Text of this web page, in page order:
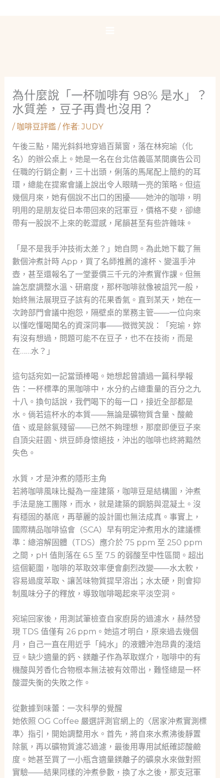
為什麼說「一杯咖啡有 98% 是水」？
水質差，豆子再貴也沒用？
/ 咖啡豆評鑑/ 作者:JUDY
午後三點，陽光斜斜地穿過百葉窗，落在林宛瑜（化
名）的辦公桌上。她是一名在台北信義區某間廣告公司
任職的行銷企劃，三十出頭，俐落的馬尾配上簡約的耳
環，總能在提案會議上說出令人眼睛一亮的策略。但這
幾個月來，她有個說不出口的困擾——她沖的咖啡，明
明用的是朋友從日本帶回來的冠軍豆，價格不斐，卻總
帶有一股說不上來的乾澀感，尾韻甚至有些許雜味。
「是不是我手沖技術太差？」她自問。為此她下載了無
數個沖煮計時 App，買了名師推薦的濾杯、變溫手沖
壺，甚至還報名了一堂要價三千元的沖煮實作課。但無
論怎麼調整水溫、研磨度，那杯咖啡就像被詛咒一般，
始終無法展現豆子該有的花果香氣。直到某天，她在一
次跨部門會議中抱怨，隔壁桌的業務主管——一位向來
以懂吃懂喝聞名的資深同事——微微笑說：「宛瑜，妳
有沒有想過，問題可能不在豆子，也不在技術，而是
在……水？」
這句話宛如一記當頭棒喝。她想起曾讀過一篇科學報
告：一杯標準的黑咖啡中，水分約占總重量的百分之九
十八。換句話說，我們喝下的每一口，接近全部都是
水。倘若這杯水的本質——無論是礦物質含量、酸鹼
值、或是餘氯殘留——已然不夠理想，那麼即便豆子來
自頂尖莊園、烘豆師身懷絕技，沖出的咖啡也終將黯然
失色。
水質，才是沖煮的隱形主角
若將咖啡風味比擬為一座建築，咖啡豆是結構圖，沖煮
手法是施工團隊，而水，就是建築的鋼筋與混凝土。沒
有穩固的基底，再華麗的設計圖也無法成真。事實上，
國際精品咖啡協會（SCA）早有明定沖煮用水的建議標
準：總溶解固體（TDS）應介於 75 ppm 至 250 ppm
之間，pH 值則落在 6.5 至 7.5 的弱酸至中性區間。超出
這個範圍，咖啡的萃取效率便會劇烈改變——水太軟，
容易過度萃取、讓苦味物質提早溶出；水太硬，則會抑
制風味分子的釋放，導致咖啡喝起來平淡空洞。
宛瑜回家後，用測試筆檢查自家廚房的過濾水，赫然發
現 TDS 值僅有 26 ppm。她這才明白，原來過去幾個
月，自己一直在用近乎「純水」的液體沖泡昂貴的淺焙
豆。缺少適量的鈣、鎂離子作為萃取媒介，咖啡中的有
機酸與芳香化合物根本無法被有效帶出，難怪總是一杯
酸澀失衡的失敗之作。
從數據到味蕾：一次科學的覺醒
她依照 OG Coffee 嚴選評測官網上的〈居家沖煮實測標
準〉指引，開始調整用水。首先，將自來水煮沸後靜置
除氯，再以礦物質濾芯過濾，最後用專用試紙確認酸鹼
度。她甚至買了一小瓶含適量鎂離子的礦泉水來做對照
實驗——結果同樣的沖煮參數，換了水之後，那支冠軍